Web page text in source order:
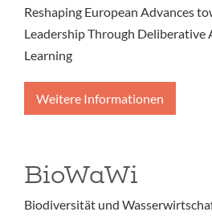
Reshaping European Advances
Leadership Through Deliberative
Learning
Weitere Informationen
BioWaWi
Biodiversität und